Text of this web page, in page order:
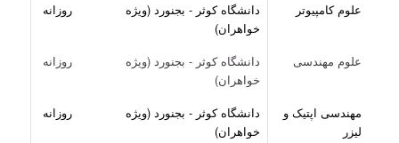
علوم کامپیوتر
دانشگاه کوثر - بجنورد (ویژه
خواهران)
روزانه
علوم مهندسی
دانشگاه کوثر - بجنورد (ویژه
خواهران)
روزانه
مهندسی اپتیک و
لیزر
دانشگاه کوثر - بجنورد (ویژه
خواهران)
روزانه